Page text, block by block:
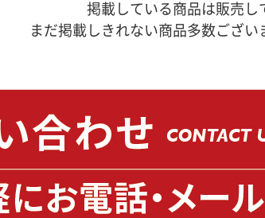
掲載している商品は販売し
まだ掲載しきれない商品多数ござい